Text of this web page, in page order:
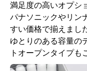
満足度の高いオプシ
パナソニックやリン
すい価格で揃えまし
ゆとりのある容量の
トオープンタイプも